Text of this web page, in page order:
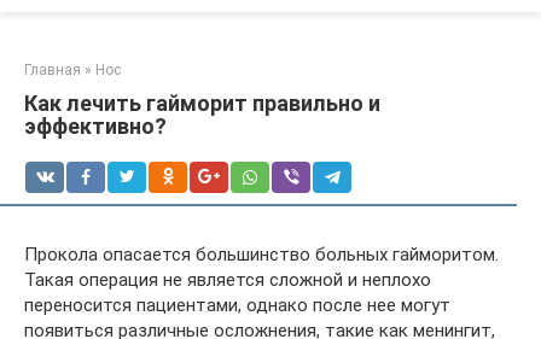
Главная » Нос
Как лечить гайморит правильно и
эффективно?
Прокола опасается большинство больных гайморитом.
Такая операция не является сложной и неплохо
переносится пациентами, однако после нее могут
появиться различные осложнения, такие как менингит,